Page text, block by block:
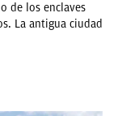
de los enclaves
La antigua ciudad